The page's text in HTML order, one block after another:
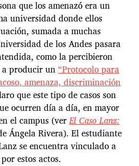
que los amenazó era un
universidad donde ellos
sumada a muchas
de los Andes pasara
como la percibieron
a producir un“Protocolo para
amenaza, discriminación
que este tipo de casos son
ocurren día a día, en mayor
el campus (verEl Caso Lanz:
Ángela Rivera). El estudiante
se encuentra vinculado a
por estos actos.